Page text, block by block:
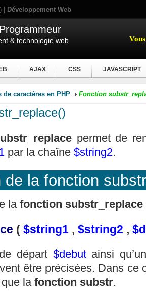
| Développement Web
& technologie web
AJAX CSS JAVASCRIPT
de caractères en PHP Fonction
permet de
par la chaîne $string2.
de la fonction
la fonction substr_replace
( $string1 , $string2 ,
départ $debutainsi
être précisées. Dans ce
la fonction substr.